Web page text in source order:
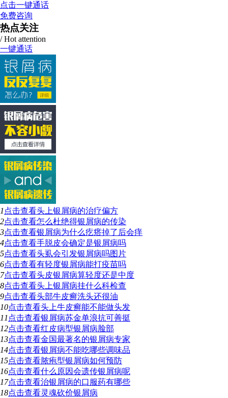
点击一键通话
免费咨询
热点关注
/ Hot attention
一键通话
1 点击查看头上银屑病的治疗偏方
2点击查看怎么杜绝得银屑病的传染
3点击查看银屑病为什么疙瘩掉了后会痒
4点击查看手脱皮会确定是银屑病吗
5点击查看头虱会引发银屑病吗图片
6点击查看有轻度银屑病能打疫苗吗
7点击查看头皮银屑病算轻度还是中度
8点击查看头上银屑病挂什么科检查
9点击查看头部牛皮癣洗头还很油
10点击查看头上牛皮癣能不能做头发
11 点击查看银屑病苏金单浪抗可善挺
12点击查看红皮病型银屑病脸部
13点击查看金国最著名的银屑病专家
14点击查看银屑病不能吃哪些调味品
15点击查看脓疱型银屑病如何预防
16点击查看什么原因会遗传银屑病呢
17点击查看治银屑病的口服药有哪些
18点击查看灵魂砍价银屑病